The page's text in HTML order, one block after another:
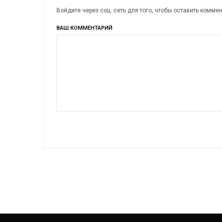
Войдите через соц. сеть для того, чтобы оставить
ВАШ КОММЕНТАРИЙ